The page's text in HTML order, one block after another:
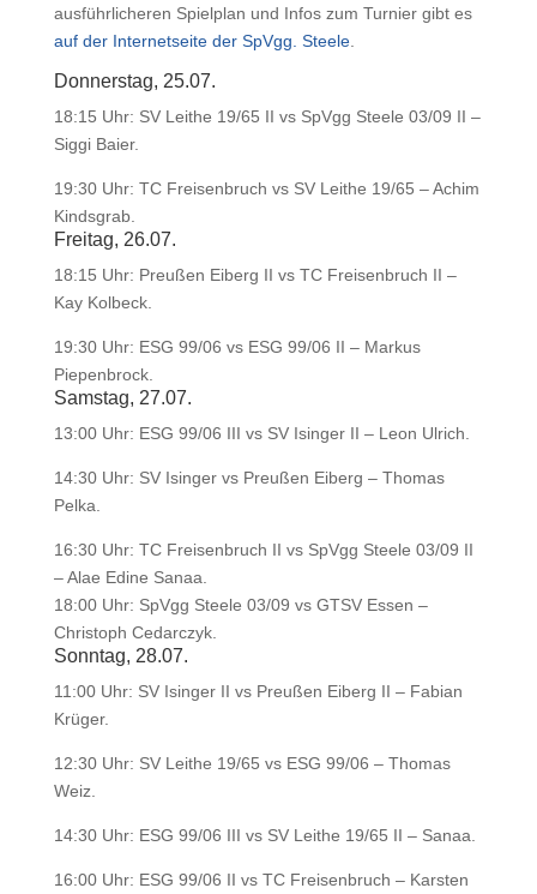
ausführlicheren Spielplan und Infos zum Turnier gibt es
auf der Internetseite der SpVgg. Steele.
Donnerstag, 25.07.
18:15 Uhr: SV Leithe 19/65 II vs SpVgg Steele 03/09 II –
Siggi Baier.
19:30 Uhr: TC Freisenbruch vs SV Leithe 19/65 – Achim
Kindsgrab.
Freitag, 26.07.
18:15 Uhr: Preußen Eiberg II vs TC Freisenbruch II –
Kay Kolbeck.
19:30 Uhr: ESG 99/06 vs ESG 99/06 II – Markus
Piepenbrock.
Samstag, 27.07.
13:00 Uhr: ESG 99/06 III vs SV Isinger II – Leon Ulrich.
14:30 Uhr: SV Isinger vs Preußen Eiberg – Thomas
Pelka.
16:30 Uhr: TC Freisenbruch II vs SpVgg Steele 03/09 II
– Alae Edine Sanaa.
18:00 Uhr: SpVgg Steele 03/09 vs GTSV Essen –
Christoph Cedarczyk.
Sonntag, 28.07.
11:00 Uhr: SV Isinger II vs Preußen Eiberg II – Fabian
Krüger.
12:30 Uhr: SV Leithe 19/65 vs ESG 99/06 – Thomas
Weiz.
14:30 Uhr: ESG 99/06 III vs SV Leithe 19/65 II – Sanaa.
16:00 Uhr: ESG 99/06 II vs TC Freisenbruch – Karsten